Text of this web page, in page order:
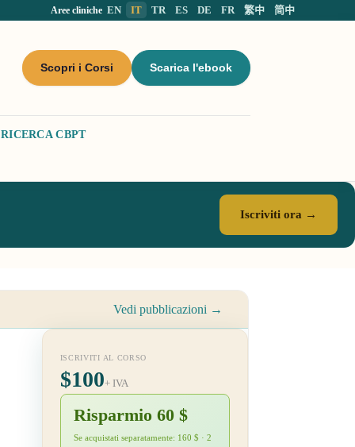
Aree cliniche EN IT TR ES DE FR 繁中 简中
Scopri i Corsi Scarica l'ebook
CBPT
Iscriviti ora →
Vedi pubblicazioni →
ISCRIVITI AL CORSO
$100+ IVA
Risparmio 60 $
Se acquistati separatamente: 160 $ · 2